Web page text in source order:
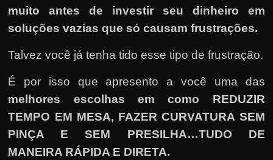
muito antes de investir seu dinheiro em
soluções vazias que só causam frustrações.
Talvez você já tenha tido esse tipo de frustração.
É por isso que apresento a você uma das
melhores escolhas em como REDUZIR
TEMPO EM MESA, FAZER CURVATURA SEM
PINÇA E SEM PRESILHA…TUDO DE
MANEIRA RÁPIDA E DIRETA.